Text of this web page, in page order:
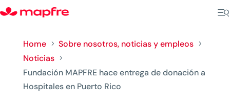
Home 5 Sobre nosotros, noticias y empleos 5
Noticias 5
Fundación MAPFRE hace entrega de donación a
Hospitales en Puerto Rico